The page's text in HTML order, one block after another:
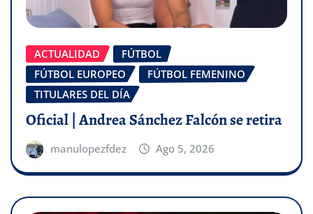
ACTUALIDAD
FÚTBOL
FÚTBOL EUROPEO
FÚTBOL FEMENINO
TITULARES DEL DÍA
Oficial | Andrea Sánchez Falcón se retira
manulopezfdez Ago 5, 2026